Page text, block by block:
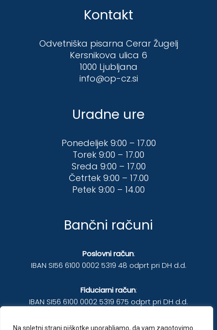
Na spletni strani piškotke uporabljamo, da vam zagotovimo
Kontakt
Odvetniška pisarna Cerar Žugelj
Kersnikova ulica 6
1000 Ljubljana
info@op-cz.si
Uradne ure
Ponedeljek 9:00 – 17.00
Torek 9:00 – 17.00
Sreda 9:00 – 17.00
Četrtek 9:00 – 17.00
Petek 9:00 – 14.00
Bančni računi
Poslovni račun:
IBAN SI56 6100 0002 5319 48 odprt pri DH d.d.
Fiduciarni račun:
IBAN SI56 6100 0002 5319 675 odprt pri DH d.d.